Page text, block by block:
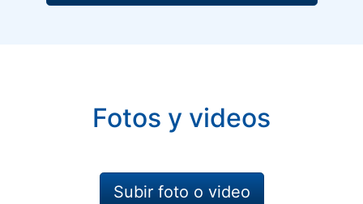
Fotos y videos
Subir foto o video